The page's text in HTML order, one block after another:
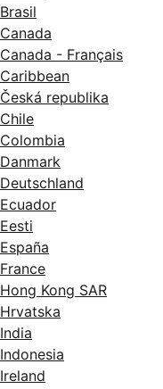
Brasil
Canada
Canada - Français
Caribbean
Česká republika
Chile
Colombia
Danmark
Deutschland
Ecuador
Eesti
España
France
Hong Kong SAR
Hrvatska
India
Indonesia
Ireland